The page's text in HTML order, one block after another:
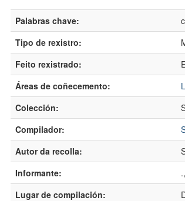
Palabras chave:
Tipo de rexistro:
Feito rexistrado:
Áreas de coñecemento:
Colección:
Compilador:
Autor da recolla:
Informante:
Lugar de compilación: